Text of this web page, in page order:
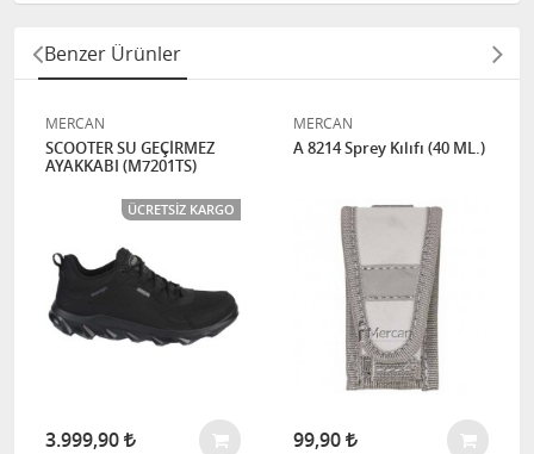
Benzer Ürünler
MERCAN
SCOOTER SU GEÇİRMEZ
AYAKKABI (M7201TS)
ÜCRETSIZ KARGO
3.999,90
MERCAN
A 8214 Sprey Kılıfı (40 ML.)
99,90